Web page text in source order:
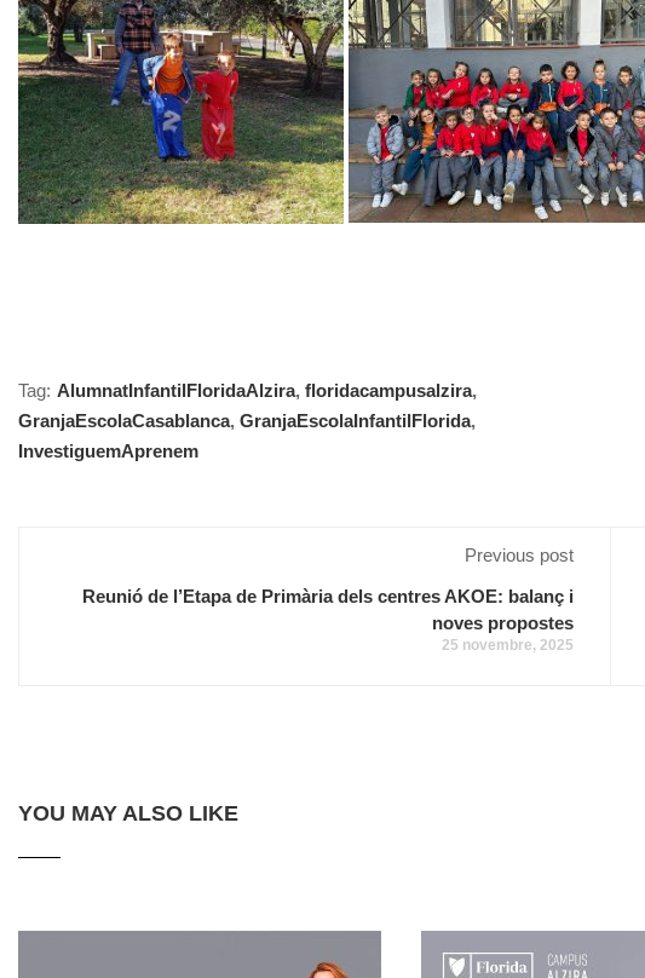
Tag: AlumnatInfantilFloridaAlzira, floridacampusalzira,
GranjaEscolaCasablanca, GranjaEscolaInfantilFlorida,
InvestiguemAprenem
Previous post
Reunió de l’Etapa de Primària dels centres AKOE: balanç i
noves propostes
25 novembre, 2025
YOU MAY ALSO LIKE